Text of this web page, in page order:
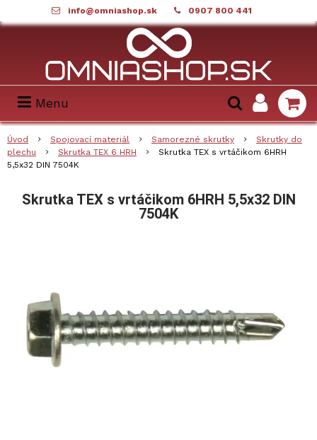
info@omniashop.sk 0907 800 441
Menu
Úvod Spojovací materiál Samorezné skrutky
Skrutky do
plechu
Skrutka TEX 6 HRH
Skrutka TEX s vrtáčikom 6HRH
5,5x32 DIN 7504K
Skrutka TEX s vrtáčikom 6HRH 5,5x32 DIN
7504K